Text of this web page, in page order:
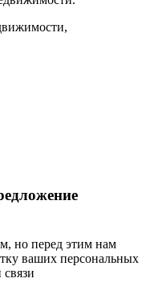
но перед этим нам
ваших персональных